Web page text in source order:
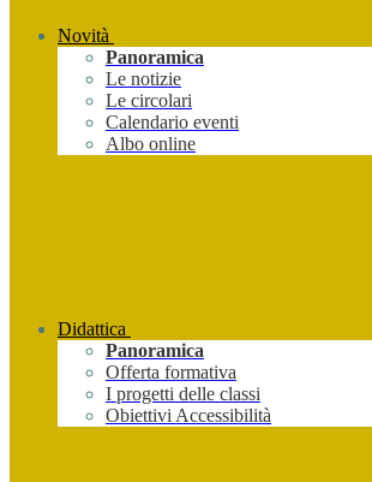
Novità
Panoramica
Le notizie
Le circolari
Calendario eventi
Albo online
Didattica
Panoramica
Offerta formativa
I progetti delle classi
Obiettivi Accessibilità